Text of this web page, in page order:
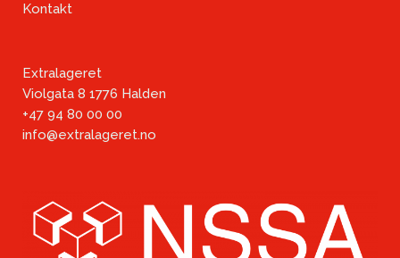
Kontakt
Extralageret
Violgata 8 1776 Halden
+47 94 80 00 00
info@extralageret.no